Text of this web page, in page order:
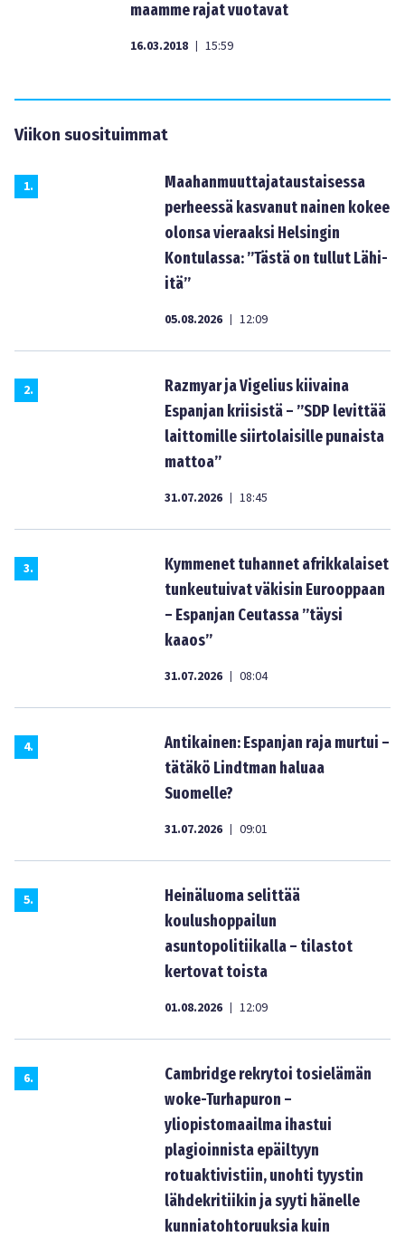
maamme rajat vuotavat
16.03.2018 | 15:59
Viikon suosituimmat
1.
Maahanmuuttajataustaisessa
perheessä kasvanut nainen kokee
olonsa vieraaksi Helsingin
Kontulassa: ”Tästä on tullut Lähi-
itä”
05.08.2026 | 12:09
2.
Razmyar ja Vigelius kiivaina
Espanjan kriisistä – ”SDP levittää
laittomille siirtolaisille punaista
mattoa”
31.07.2026 | 18:45
3.
Kymmenet tuhannet afrikkalaiset
tunkeutuivat väkisin Eurooppaan
– Espanjan Ceutassa ”täysi
kaaos”
31.07.2026 | 08:04
4.
Antikainen: Espanjan raja murtui –
tätäkö Lindtman haluaa
Suomelle?
31.07.2026 | 09:01
5.
Heinäluoma selittää
koulushoppailun
asuntopolitiikalla – tilastot
kertovat toista
01.08.2026 | 12:09
6.
Cambridge rekrytoi tosielämän
woke-Turhapuron –
yliopistomaailma ihastui
plagioinnista epäiltyyn
rotuaktivistiin, unohti tyystin
lähdekritiikin ja syyti hänelle
kunniatohtoruuksia kuin